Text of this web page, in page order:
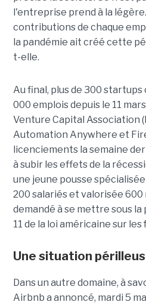
l'entreprise prend à la
contributions de chaque
la pandémie ait créé cette
t-elle.
Au final, plus de 300
000 emplois depuis le 11
Venture Capital Association
Automation Anywhere et
licenciements la semaine
à subir les effets de la
une jeune pousse
200 salariés et valorisée 600
demandé à se mettre sous
11 de la loi américaine sur les
Une situation
Dans un autre domaine, à
Airbnb a annoncé, mardi 5